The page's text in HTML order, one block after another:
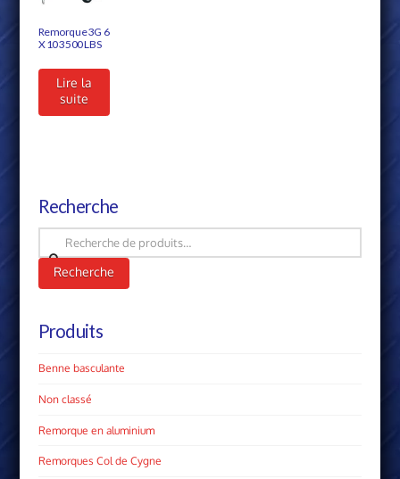
Remorque 3G 6
X 10 3500 LBS
Lire la
suite
Recherche
Recherche
pour :
Recherche
Produits
Benne basculante
Non classé
Remorque en aluminium
Remorques Col de Cygne